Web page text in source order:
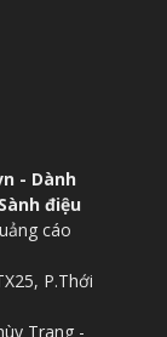
- Dành
điệu
cáo
P.Thới
Trang -